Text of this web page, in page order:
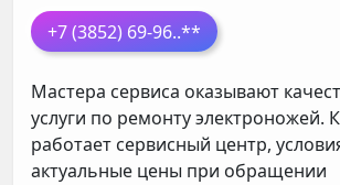
+7 (3852) 69-96..**
Мастера сервиса оказывают
услуги по ремонту электроножей.
работает сервисный центр,
актуальные цены при обращении